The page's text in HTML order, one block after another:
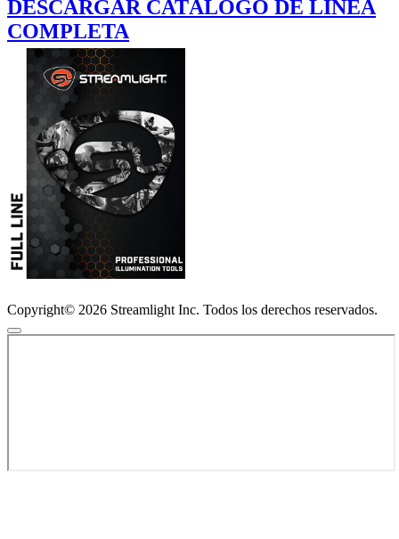
DESCARGAR CATÁLOGO DE LÍNEA
COMPLETA
Copyright© 2026 Streamlight Inc. Todos los derechos reservados.